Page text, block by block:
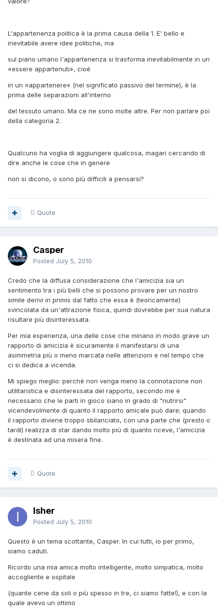
L'appartenenza politica è la prima causa della 1. E' bello e
inevitabile avere idee politiche, ma
sul piano umano l'appartenenza si trasforma inevitabilmente in un
«essere appartenuti», cioé
in un «appartenere» (nel significato passivo del termine), è la
prima delle separazioni all'interno
del tessuto umano. Ma ce ne sono molte altre. Per non parlare poi
della categoria 2.
Qualcuno ha voglia di aggiungere qualcosa, magari cercando di
dire anche le cose che in genere
non si dicono, o sono più difficili a pensarsi?
Quote
Casper
Posted July 5, 2010
Credo che la diffusa considerazione che l'amicizia sia un
sentimento tra i più belli che si possono provare per un nostro
simile derivi in primis dal fatto che essa è (teoricamente)
svincolata da un'attrazione fisica, quindi dovrebbe per sua natura
risultare più disinteressata.
Per mia esperienza, una delle cose che minano in modo grave un
rapporto di amicizia è sicuramente il manifestarsi di una
asimmetria più o meno marcata nelle attenzioni e nel tempo che
ci si dedica a vicenda.
Mi spiego meglio: perchè non venga meno la connotazione non
utilitaristica e disinteressata del rapporto, secondo me è
necessario che le parti in gioco siano in grado di "nutrirsi"
vicendevolmente di quanto il rapporto amicale può dare; quando
il rapporto diviene troppo sbilanciato, con una parte che (presto o
tardi) realizza di star dando molto più di quanto riceve, l'amicizia
è destinata ad una misera fine.
Quote
Isher
Posted July 5, 2010
Questo è un tema scottante, Casper. In cui tutti, io per primo,
siamo caduti.
Ricordo una mia amica molto intelligente, molto simpatica, molto
accogliente e ospitale
(quante cene da soli o più spesso in tre, ci siamo fatte!), e con la
quale avevo un ottimo